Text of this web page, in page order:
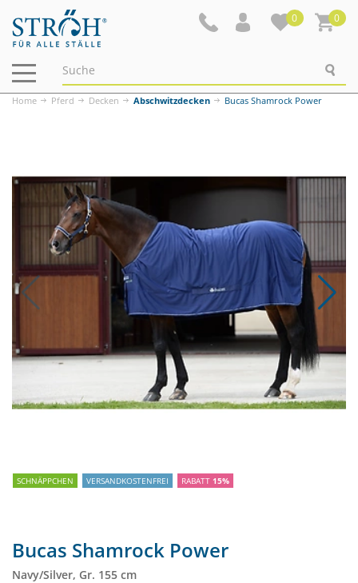
0 0
Navigation
ein-/ausblenden
Home Pferd Decken Abschwitzdecken Bucas Shamrock Power
SCHNÄPPCHEN VERSANDKOSTENFREI RABATT 15%
Bucas Shamrock Power
Navy/Silver, Gr. 155 cm